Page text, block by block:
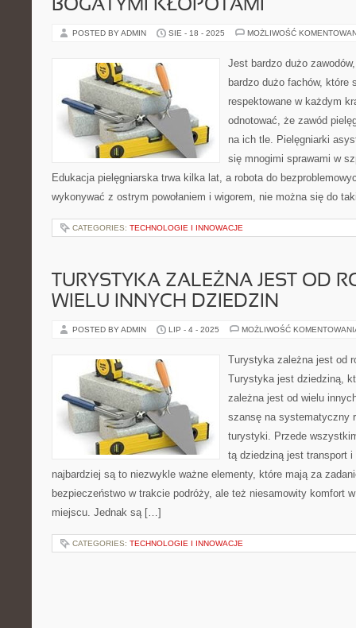
BOGATYMI KŁOPOTAMI
POSTED BY ADMIN SIE - 18 - 2025 MOŻLIWOŚĆ
Jest bardzo dużo
bardzo dużo fachów, które
respektowane w każdym
odnotować, że zawód
na ich tle. Pielęgniarki
się mnogimi sprawami w
Edukacja pielęgniarska trwa kilka lat, a robota do
wykonywać z ostrym powołaniem i wigorem, nie można się do
CATEGORIES: TECHNOLOGIE I INNOWACJE
TURYSTYKA ZALEŻNA JEST OD
WIELU INNYCH DZIEDZIN
POSTED BY ADMIN LIP - 4 - 2025 MOŻLIWOŚĆ
Turystyka zależna jest od
Turystyka jest dziedziną,
zależna jest od wielu
szansę na systematyczny
turystyki. Przede
tą dziedziną jest transport
najbardziej są to niezwykle ważne elementy, które mają za
bezpieczeństwo w trakcie podróży, ale też niesamowity komfort
miejscu. Jednak są […]
CATEGORIES: TECHNOLOGIE I INNOWACJE